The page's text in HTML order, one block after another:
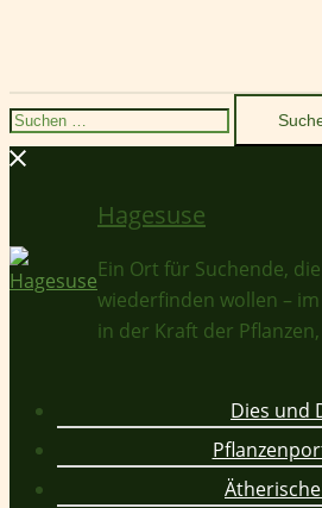
Suchen
nach:
Hagesuse
Ein Ort für Suchende,
wiederfinden wollen –
in der Kraft der
Dies und